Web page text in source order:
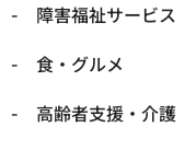
障害福祉サービス
食・グルメ
高齢者支援・介護